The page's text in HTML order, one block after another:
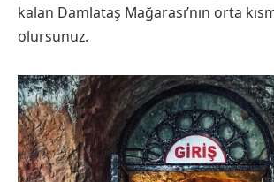
kalan Damlataş Mağarası’nın orta
olursunuz.